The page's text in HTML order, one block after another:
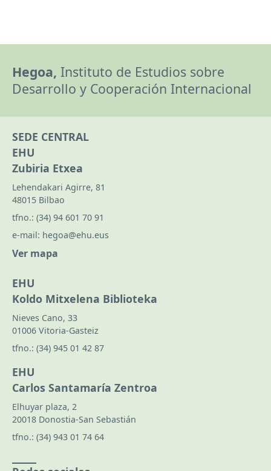
Hegoa, Instituto de Estudios sobre
Desarrollo y Cooperación Internacional
SEDE CENTRAL
EHU
Zubiria Etxea
Lehendakari Agirre, 81
48015 Bilbao
tfno.: (34) 94 601 70 91
e-mail: hegoa@ehu.eus
Ver mapa
EHU
Koldo Mitxelena Biblioteka
Nieves Cano, 33
01006 Vitoria-Gasteiz
tfno.: (34) 945 01 42 87
EHU
Carlos Santamaría Zentroa
Elhuyar plaza, 2
20018 Donostia-San Sebastián
tfno.: (34) 943 01 74 64